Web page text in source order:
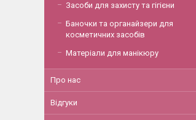
Засоби для захисту та гігієни
Баночки та органайзери для
косметичних засобів
Матеріали для манікюру
Про нас
Відгуки